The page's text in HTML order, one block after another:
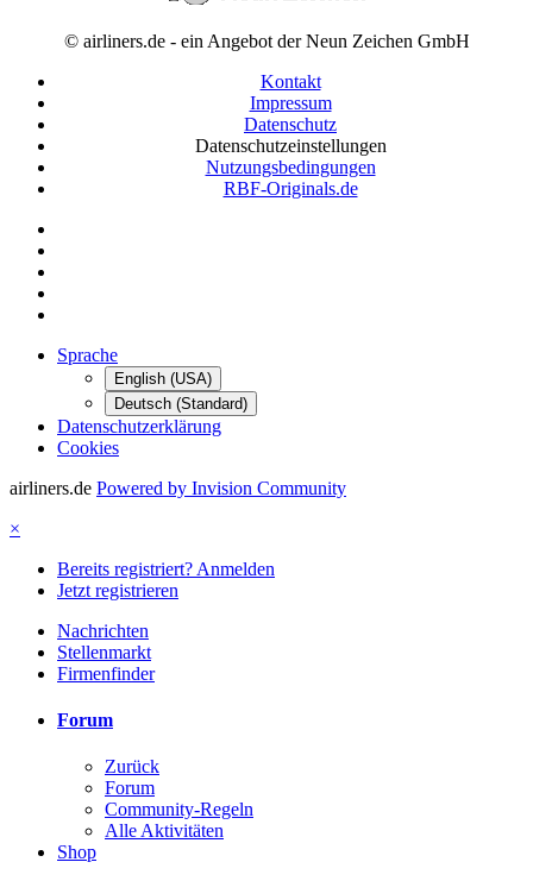
© airliners.de - ein Angebot der Neun Zeichen GmbH
Kontakt
Impressum
Datenschutz
Datenschutzeinstellungen
Nutzungsbedingungen
RBF-Originals.de
Sprache
English (USA)
Deutsch (Standard)
Datenschutzerklärung
Cookies
airliners.de Powered by Invision Community
×
Bereits registriert? Anmelden
Jetzt registrieren
Nachrichten
Stellenmarkt
Firmenfinder
Forum
Zurück
Forum
Community-Regeln
Alle Aktivitäten
Shop